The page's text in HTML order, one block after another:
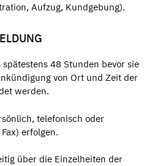
Aufzug, Kundgebung).
48 Stunden bevor sie
von Ort und Zeit der
werden.
telefonisch oder
erfolgen.
über die Einzelheiten der